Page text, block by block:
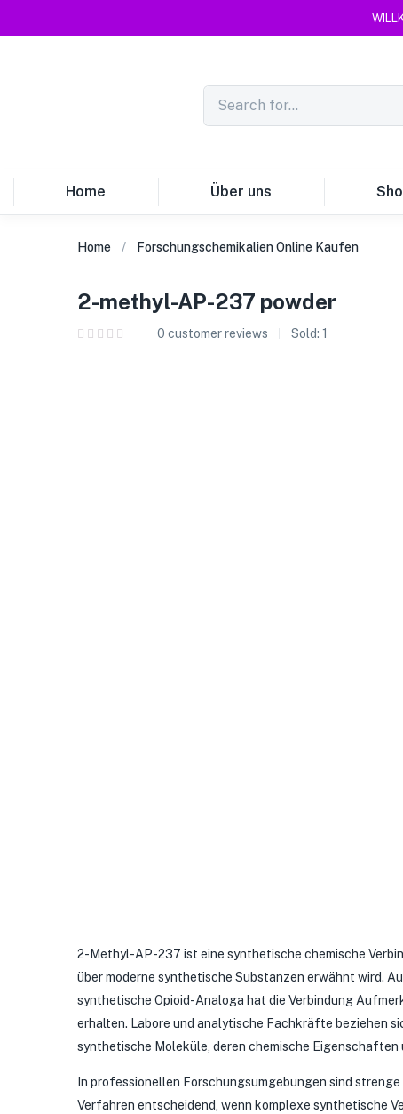
Home Über uns
Home Forschungschemikalien Online Kaufen
2-methyl-AP-237 powder
0 customer reviews Sold: 1
2-Methyl-AP-237 ist eine synthetische chemische
über moderne synthetische Substanzen erwähnt wird.
synthetische Opioid-Analoga hat die Verbindung
erhalten. Labore und analytische Fachkräfte beziehen
synthetische Moleküle, deren chemische
In professionellen Forschungsumgebungen sind
Verfahren entscheidend, wenn komplexe synthetische